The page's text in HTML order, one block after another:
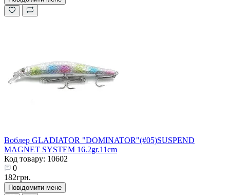
Воблер GLADIATOR "DOMINATOR"(#05)SUSPEND
MAGNET SYSTEM 16.2gr.11cm
Код товару: 10602
0
182грн.
Повідомити мене